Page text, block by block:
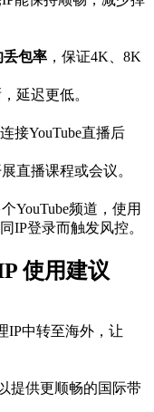
丢包率 ，保证4K、8K
延迟更低。
接YouTube直播后
直播课程或会议。
YouTube频道，使用
IP登录而触发风控。
使用建议
IP中转至海外，让
提供更顺畅的国际带